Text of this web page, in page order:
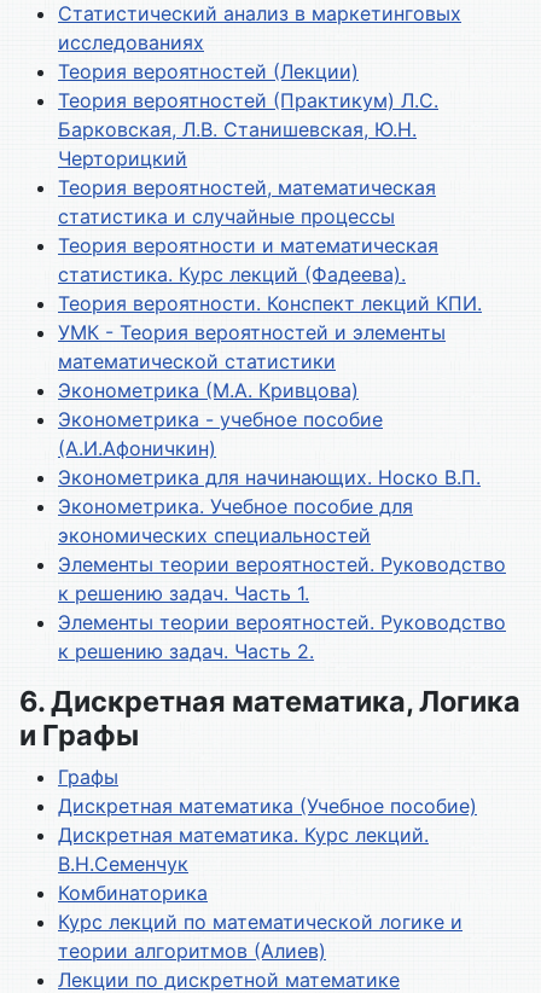
Статистический анализ в маркетинговых
исследованиях
Теория вероятностей (Лекции)
Теория вероятностей (Практикум) Л.С.
Барковская, Л.В. Станишевская, Ю.Н.
Черторицкий
Теория вероятностей, математическая
статистика и случайные процессы
Теория вероятности и математическая
статистика. Курс лекций (Фадеева).
Теория вероятности. Конспект лекций КПИ.
УМК - Теория вероятностей и элементы
математической статистики
Эконометрика (М.А. Кривцова)
Эконометрика - учебное пособие
(А.И.Афоничкин)
Эконометрика для начинающих. Носко В.П.
Эконометрика. Учебное пособие для
экономических специальностей
Элементы теории вероятностей. Руководство
к решению задач. Часть 1.
Элементы теории вероятностей. Руководство
к решению задач. Часть 2.
6. Дискретная математика, Логика
и Графы
Графы
Дискретная математика (Учебное пособие)
Дискретная математика. Курс лекций.
В.Н.Семенчук
Комбинаторика
Курс лекций по математической логике и
теории алгоритмов (Алиев)
Лекции по дискретной математике